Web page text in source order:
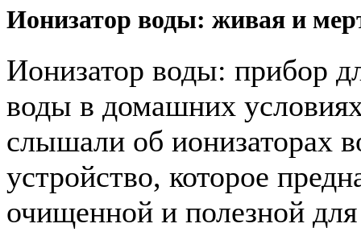
Ионизатор воды: живая и
Ионизатор воды: прибор
воды в домашних
слышали об ионизаторах
устройство, которое
очищенной и полезной